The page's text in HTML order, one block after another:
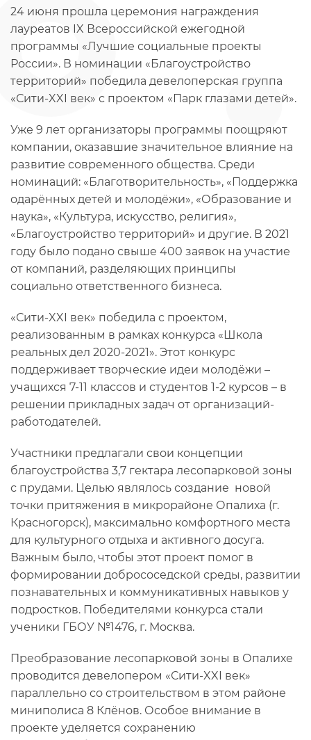
24 июня прошла церемония награждения
лауреатов IX Всероссийской ежегодной
программы «Лучшие социальные проекты
России». В номинации «Благоустройство
территорий» победила девелоперская группа
«Сити-XXI век» с проектом «Парк глазами детей».
Уже 9 лет организаторы программы поощряют
компании, оказавшие значительное влияние на
развитие современного общества. Среди
номинаций: «Благотворительность», «Поддержка
одарённых детей и молодёжи», «Образование и
наука», «Культура, искусство, религия»,
«Благоустройство территорий» и другие. В 2021
году было подано свыше 400 заявок на участие
от компаний, разделяющих принципы
социально ответственного бизнеса.
«Сити-XXI век» победила с проектом,
реализованным в рамках конкурса «Школа
реальных дел 2020-2021». Этот конкурс
поддерживает творческие идеи молодёжи –
учащихся 7-11 классов и студентов 1-2 курсов – в
решении прикладных задач от организаций-
работодателей.
Участники предлагали свои концепции
благоустройства 3,7 гектара лесопарковой зоны
с прудами. Целью являлось создание новой
точки притяжения в микрорайоне Опалиха (г.
Красногорск), максимально комфортного места
для культурного отдыха и активного досуга.
Важным было, чтобы этот проект помог в
формировании добрососедской среды, развитии
познавательных и коммуникативных навыков у
подростков. Победителями конкурса стали
ученики ГБОУ №1476, г. Москва.
Преобразование лесопарковой зоны в Опалихе
проводится девелопером «Сити-XXI век»
параллельно со строительством в этом районе
миниполиса 8 Клёнов. Особое внимание в
проекте уделяется сохранению